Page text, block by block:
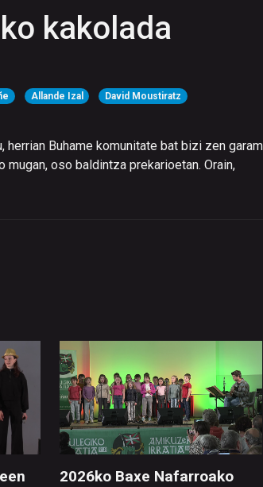
kakolada
Allande Izal
David Moustiratz
Buhame komunitate bat bizi zen
oso baldintza prekarioetan. Orain,
2026ko Baxe Nafarroako